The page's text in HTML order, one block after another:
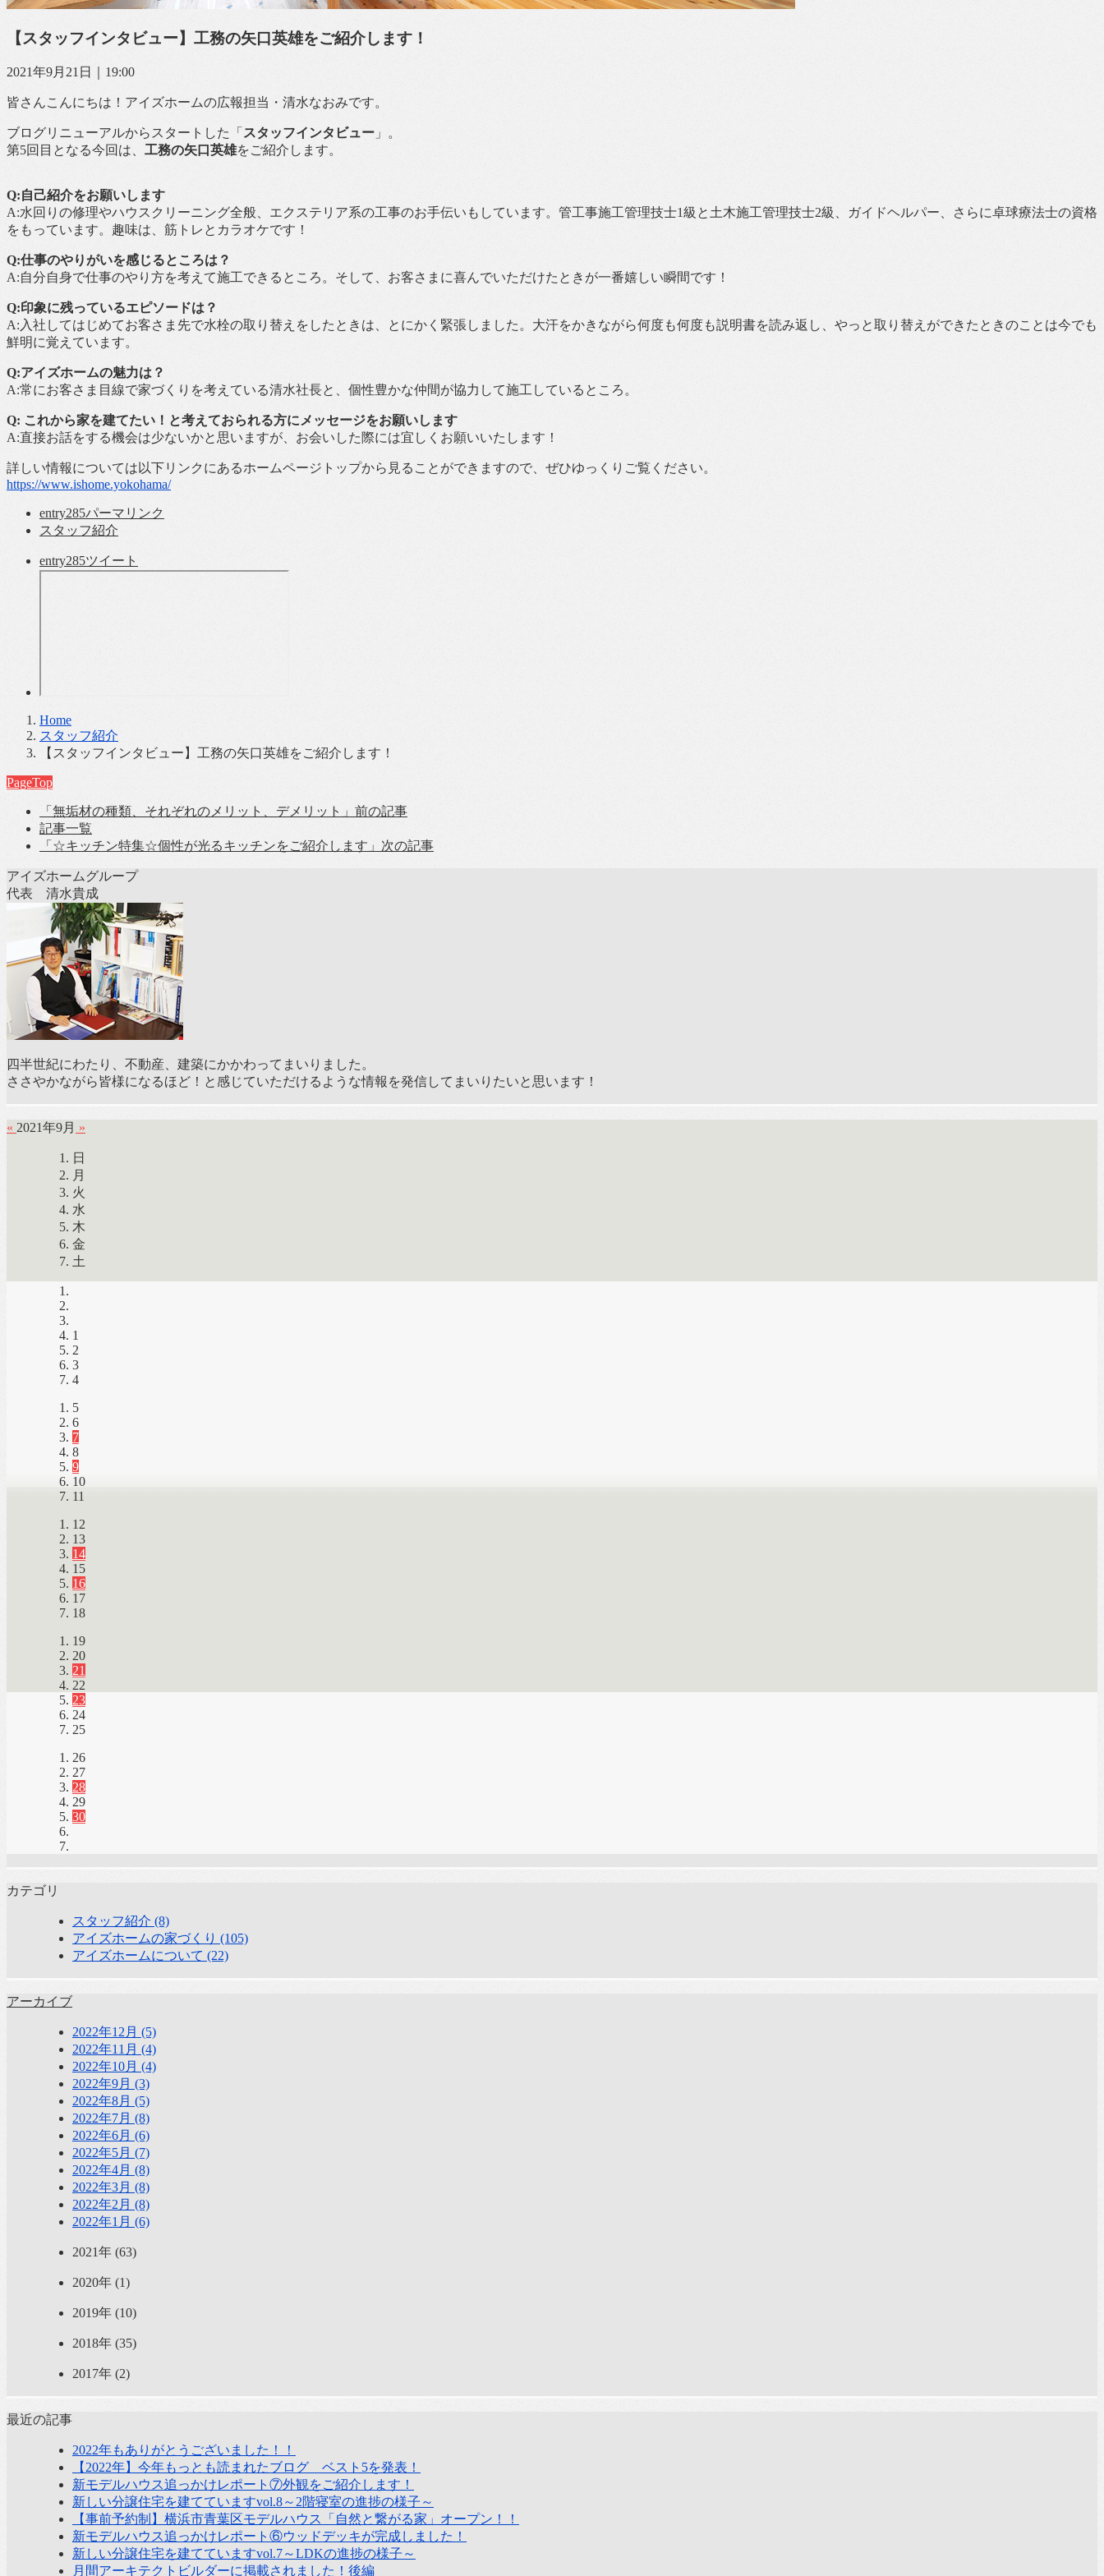
【スタッフインタビュー】工務の矢口英雄をご紹介します！
2021年9月21日｜19:00
皆さんこんにちは！アイズホームの広報担当・清水なおみです。
ブログリニューアルからスタートした「 スタッフインタビュー 」。
第5回目となる今回は、 工務の矢口英雄をご紹介します。
Q:自己紹介をお願いします
A:水回りの修理やハウスクリーニング全般、エクステリア系の工事のお手伝いもしています。管工事施工管理技士1級と土木施工管理技士2級、ガイドヘルパー、さらに卓球療法士の資格
をもっています。趣味は、筋トレとカラオケです！
Q:仕事のやりがいを感じるところは？
A:自分自身で仕事のやり方を考えて施工できるところ。そして、お客さまに喜んでいただけたときが一番嬉しい瞬間です！
Q:印象に残っているエピソードは？
A:入社してはじめてお客さま先で水栓の取り替えをしたときは、とにかく緊張しました。大汗をかきながら何度も何度も説明書を読み返し、やっと取り替えができたときのことは今でも
鮮明に覚えています。
Q:アイズホームの魅力は？
A:常にお客さま目線で家づくりを考えている清水社長と、個性豊かな仲間が協力して施工しているところ。
Q: これから家を建てたい！と考えておられる方にメッセージをお願いします
A:直接お話をする機会は少ないかと思いますが、お会いした際には宜しくお願いいたします！
詳しい情報については以下リンクにあるホームページトップから見ることができますので、ぜひゆっくりご覧ください。
https://www.ishome.yokohama/
entry285パーマリンク
スタッフ紹介
entry285ツイート
Home
スタッフ紹介
【スタッフインタビュー】工務の矢口英雄をご紹介します！
PageTop
「無垢材の種類、それぞれのメリット、デメリット」 前の記事
記事一覧
「☆キッチン特集☆個性が光るキッチンをご紹介します」 次の記事
アイズホームグループ
代表 清水貴成
四半世紀にわたり、不動産、建築にかかわってまいりました。
ささやかながら皆様になるほど！と感じていただけるような情報を発信してまいりたいと思います！
« 2021年9月 »
日
月
火
水
木
金
土
1
2
3
4
5
6
7
8
9
10
11
12
13
14
15
16
17
18
19
20
21
22
23
24
25
26
27
28
29
30
カテゴリ
スタッフ紹介 (8)
アイズホームの家づくり (105)
アイズホームについて (22)
アーカイブ
2022年12月 (5)
2022年11月 (4)
2022年10月 (4)
2022年9月 (3)
2022年8月 (5)
2022年7月 (8)
2022年6月 (6)
2022年5月 (7)
2022年4月 (8)
2022年3月 (8)
2022年2月 (8)
2022年1月 (6)
2021年 (63)
2020年 (1)
2019年 (10)
2018年 (35)
2017年 (2)
最近の記事
2022年もありがとうございました！！
【2022年】今年もっとも読まれたブログ ベスト5を発表！
新モデルハウス追っかけレポート⑦外観をご紹介します！
新しい分譲住宅を建てていますvol.8～2階寝室の進捗の様子～
【事前予約制】横浜市青葉区モデルハウス「自然と繋がる家」オープン！！
新モデルハウス追っかけレポート⑥ウッドデッキが完成しました！
新しい分譲住宅を建てていますvol.7～LDKの進捗の様子～
月間アーキテクトビルダーに掲載されました！後編